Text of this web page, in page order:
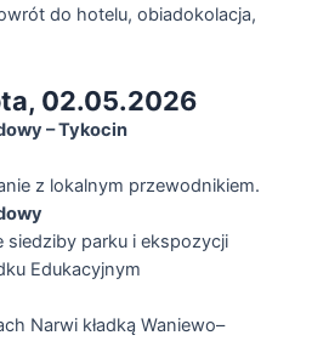
do hotelu, obiadokolacja,
02.05.2026
– Tykocin
z lokalnym przewodnikiem.
siedziby parku i ekspozycji
Edukacyjnym
Narwi kładką Waniewo–